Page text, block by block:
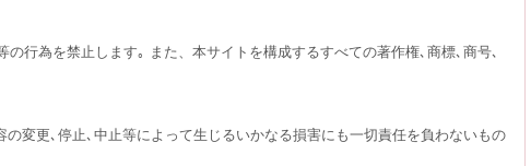
行為を禁止します｡ また、本サイトを構成するすべての著作権､商標､商号､
変更､停止､中止等によって生じるいかなる損害にも一切責任を負わないもの